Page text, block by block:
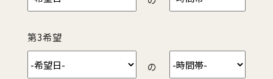
第3希望
の